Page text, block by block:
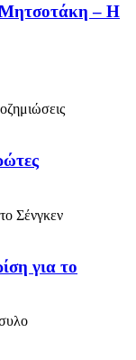
Μητσοτάκη – Η
για το